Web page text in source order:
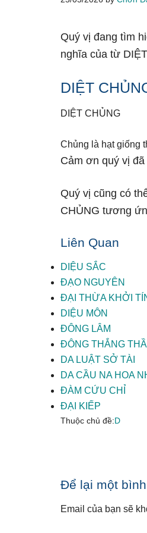
Quý vị đang tìm
nghĩa của từ
DIỆT
DIỆT CHỦNG
Chủng là hạt giống
Cảm ơn quý vị
Quý vị cũng có
CHỦNG tương
Liên Quan
DIỆU SẮC
ĐẠO NGUYÊN
ĐẠI THỪA KHỞI
DIỆU MÔN
ĐÔNG LÂM
ĐÔNG THẮNG
DA LUẬT SỞ TÀI
DA CẦU NA HOA
ĐÀM CỨU CHỈ
ĐẠI KIẾP
Thuộc chủ đề:D
Reader
Interactions
Để lại một
Email của bạn sẽ